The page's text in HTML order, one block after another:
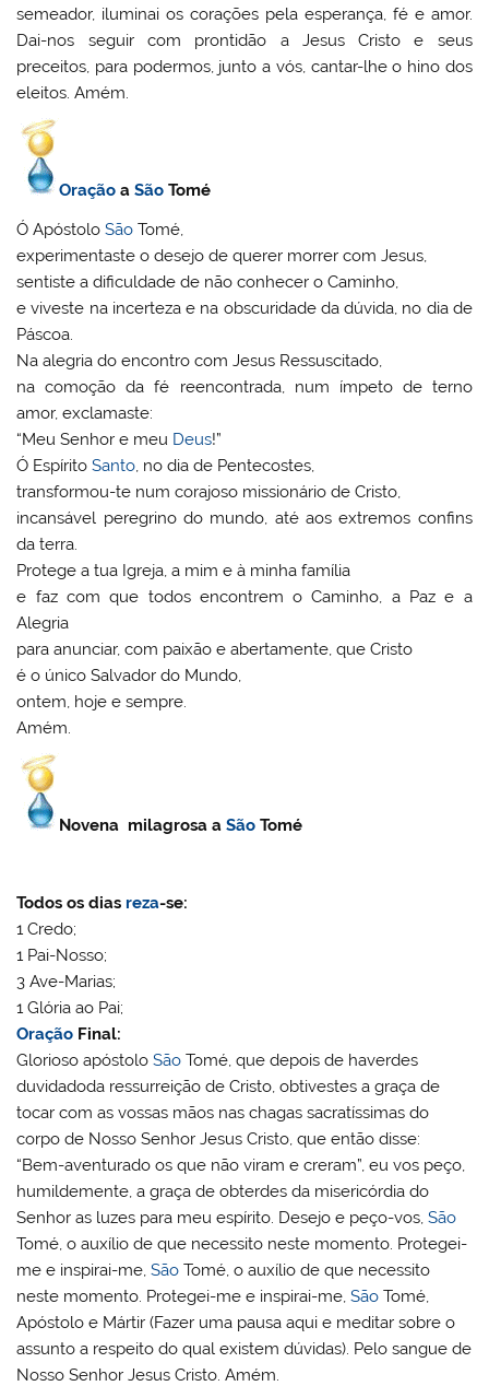
semeador, iluminai os corações pela esperança, fé e amor.
Dai-nos seguir com prontidão a Jesus Cristo e seus
preceitos, para podermos, junto a vós, cantar-lhe o hino dos
eleitos. Amém.
Oração aSão Tomé
Ó ApóstoloSão Tomé,
experimentaste o desejo de querer morrer com Jesus,
sentiste a dificuldade de não conhecer o Caminho,
e viveste na incerteza e na obscuridade da dúvida, no dia de
Páscoa.
Na alegria do encontro com Jesus Ressuscitado,
na comoção da fé reencontrada, num ímpeto de terno
amor, exclamaste:
“Meu Senhor e meu Deus!”
Ó EspíritoSanto, no dia de Pentecostes,
transformou-te num corajoso missionário de Cristo,
incansável peregrino do mundo, até aos extremos confins
da terra.
Protege a tua Igreja, a mim e à minha família
e faz com que todos encontrem o Caminho, a Paz e a
Alegria
para anunciar, com paixão e abertamente, que Cristo
é o único Salvador do Mundo,
ontem, hoje e sempre.
Amém.
Novena milagrosa aSão Tomé
Todos os dias reza-se:
1 Credo;
1 Pai-Nosso;
3 Ave-Marias;
1 Glória ao Pai;
Oração Final:
Glorioso apóstoloSão Tomé, que depois de haverdes
duvidadoda ressurreição de Cristo, obtivestes a graça de
tocar com as vossas mãos nas chagas sacratíssimas do
corpo de Nosso Senhor Jesus Cristo, que então disse:
“Bem-aventurado os que não viram e creram”, eu vos peço,
humildemente, a graça de obterdes da misericórdia do
Senhor as luzes para meu espírito. Desejo e peço-vos,São
Tomé, o auxílio de que necessito neste momento. Protegei-
me e inspirai-me,São Tomé, o auxílio de que necessito
neste momento. Protegei-me e inspirai-me,São Tomé,
Apóstolo e Mártir (Fazer uma pausa aqui e meditar sobre o
assunto a respeito do qual existem dúvidas). Pelo sangue de
Nosso Senhor Jesus Cristo. Amém.